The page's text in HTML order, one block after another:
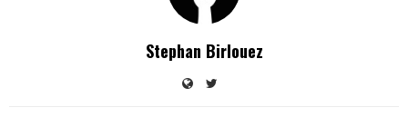
Stephan Birlouez